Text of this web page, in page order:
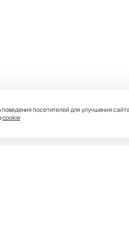
посетителей для улучшения
cookie